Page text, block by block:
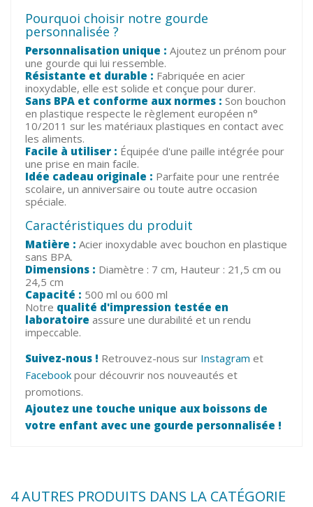
Pourquoi choisir notre gourde
personnalisée ?
Personnalisation unique : Ajoutez un prénom pour
une gourde qui lui ressemble.
Résistante et durable : Fabriquée en acier
inoxydable, elle est solide et conçue pour durer.
Sans BPA et conforme aux normes : Son bouchon
en plastique respecte le règlement européen n°
10/2011 sur les matériaux plastiques en contact avec
les aliments.
Facile à utiliser : Équipée d'une paille intégrée pour
une prise en main facile.
Idée cadeau originale : Parfaite pour une rentrée
scolaire, un anniversaire ou toute autre occasion
spéciale.
Caractéristiques du produit
Matière : Acier inoxydable avec bouchon en plastique
sans BPA.
Dimensions : Diamètre : 7 cm, Hauteur : 21,5 cm ou
24,5 cm
Capacité : 500 ml ou 600 ml
Notre qualité d'impression testée en
laboratoire assure une durabilité et un rendu
impeccable.
Suivez-nous ! Retrouvez-nous sur Instagram et
Facebook pour découvrir nos nouveautés et
promotions.
Ajoutez une touche unique aux boissons de
votre enfant avec une gourde personnalisée !
4 AUTRES PRODUITS DANS LA CATÉGORIE